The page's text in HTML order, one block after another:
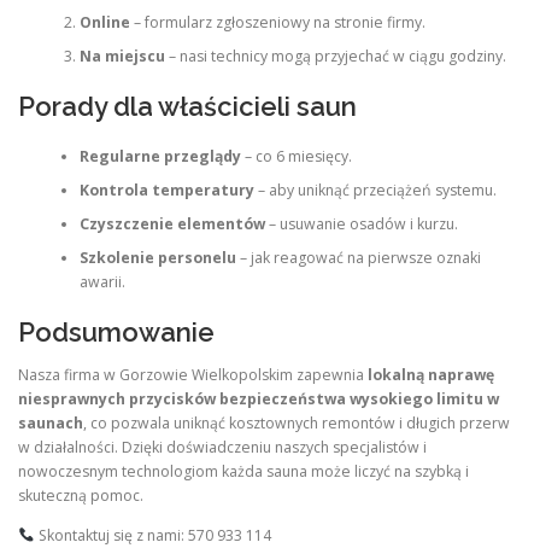
Online – formularz zgłoszeniowy na stronie firmy.
Na miejscu – nasi technicy mogą przyjechać w ciągu godziny.
Porady dla właścicieli saun
Regularne przeglądy– co 6 miesięcy.
Kontrola temperatury– aby uniknąć przeciążeń systemu.
Czyszczenie elementów– usuwanie osadów i kurzu.
Szkolenie personelu – jak reagować na pierwsze oznaki
awarii.
Podsumowanie
Nasza firma w Gorzowie Wielkopolskim zapewnia lokalną naprawę
niesprawnych przycisków bezpieczeństwa wysokiego limitu w
saunach, co pozwala uniknąć kosztownych remontów i długich przerw
w działalności. Dzięki doświadczeniu naszych specjalistów i
nowoczesnym technologiom każda sauna może liczyć na szybką i
skuteczną pomoc.
Skontaktuj się z nami: 570 933 114